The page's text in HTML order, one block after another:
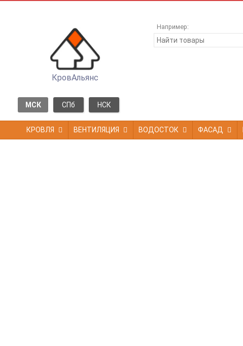
КровАльянс
МСК СПб НСК
Например:
КРОВЛЯ ВЕНТИЛЯЦИЯ ВОДОСТОК ФАСАД